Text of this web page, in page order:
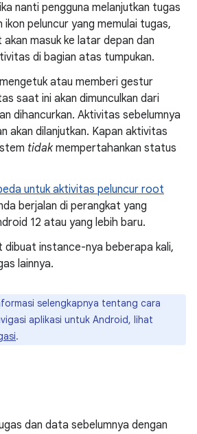
nanti pengguna melanjutkan tugas
ikon peluncur yang memulai tugas,
masuk ke latar depan dan
di bagian atas tumpukan.
atau memberi gestur
saat ini akan dimunculkan dari
dihancurkan. Aktivitas sebelumnya
akan dilanjutkan. Kapan aktivitas
tidakmempertahankan status
untuk aktivitas peluncur root
berjalan di perangkat yang
12 atau yang lebih baru.
instance-nya beberapa kali,
lainnya.
selengkapnya tentang cara
aplikasi untuk Android, lihat
.
dan data sebelumnya dengan